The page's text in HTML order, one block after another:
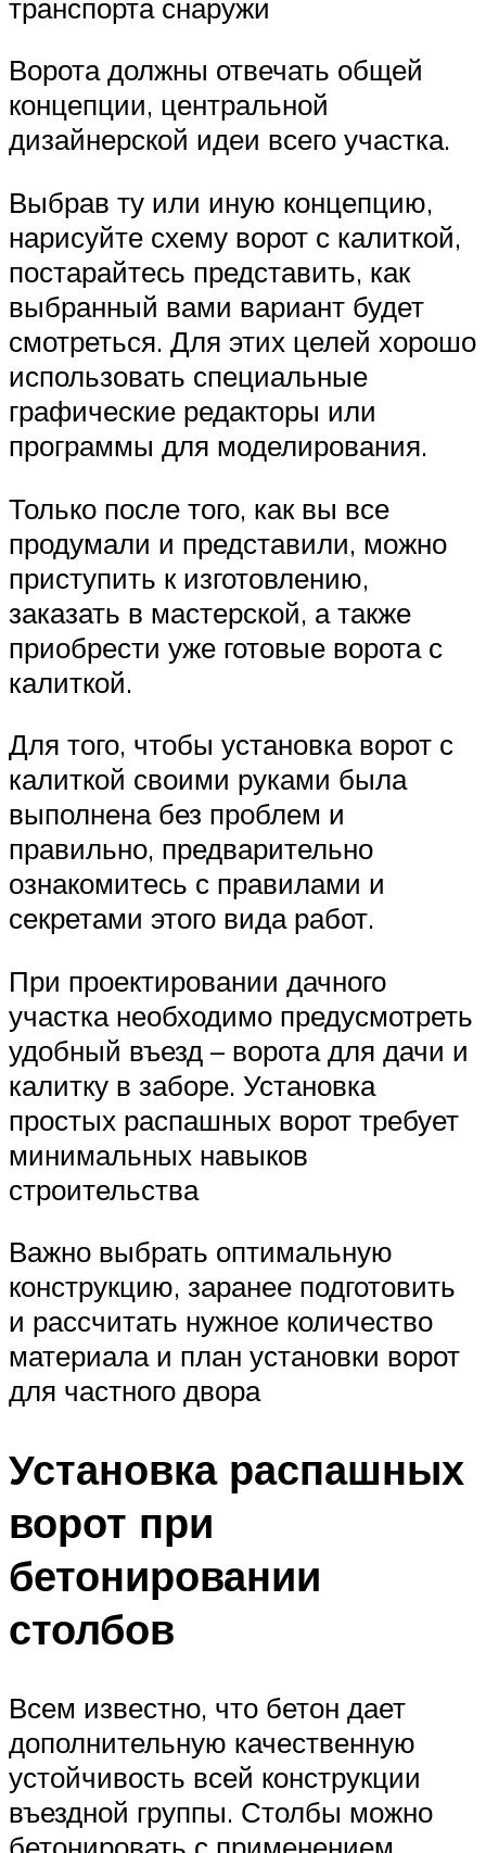
транспорта снаружи
Ворота должны отвечать общей
концепции, центральной
дизайнерской идеи всего участка.
Выбрав ту или иную концепцию,
нарисуйте схему ворот с калиткой,
постарайтесь представить, как
выбранный вами вариант будет
смотреться. Для этих целей хорошо
использовать специальные
графические редакторы или
программы для моделирования.
Только после того, как вы все
продумали и представили, можно
приступить к изготовлению,
заказать в мастерской, а также
приобрести уже готовые ворота с
калиткой.
Для того, чтобы установка ворот с
калиткой своими руками была
выполнена без проблем и
правильно, предварительно
ознакомитесь с правилами и
секретами этого вида работ.
При проектировании дачного
участка необходимо предусмотреть
удобный въезд – ворота для дачи и
калитку в заборе. Установка
простых распашных ворот требует
минимальных навыков
строительства
Важно выбрать оптимальную
конструкцию, заранее подготовить
и рассчитать нужное количество
материала и план установки ворот
для частного двора
Установка распашных
ворот при
бетонировании
столбов
Всем известно, что бетон дает
дополнительную качественную
устойчивость всей конструкции
въездной группы. Столбы можно